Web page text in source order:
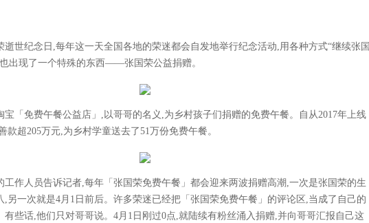
逝世纪念日,每年这一天全国各地的荣迷都会自发地举行纪念活动,用各种方式“继续张国
出现了一个特殊的东西——张国荣公益捐赠。
宝「免费午餐公益店」,以哥哥的名义,为乡村孩子们捐赠的免费午餐。自从2017年上线
款超205万元,为乡村学童送去了51万份免费午餐。
工作人员告诉记者,每年「张国荣免费午餐」都会迎来两波捐赠高潮,一次是张国荣的生
一次就是4月1日前后。许多荣迷已经把「张国荣免费午餐」的评论区,当成了自己的
有些话,他们只对哥哥说。4月1日刚过0点,就陆续有粉丝涌入捐赠,并向哥哥汇报自己这